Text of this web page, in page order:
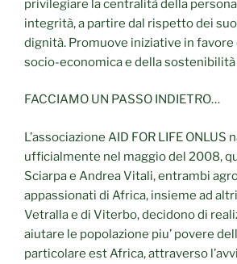
privilegiare la centralità della
integrità, a partire dal rispetto dei
dignità. Promuove iniziative in
socio-economica e della
FACCIAMO UN PASSO INDIETRO…
L’associazione AID FOR LIFE ONLUS
ufficialmente nel maggio del 2008,
Sciarpa e Andrea Vitali, entrambi
appassionati di Africa, insieme ad
Vetralla e di Viterbo, decidono di
aiutare le popolazione piu’ povere
particolare est Africa, attraverso